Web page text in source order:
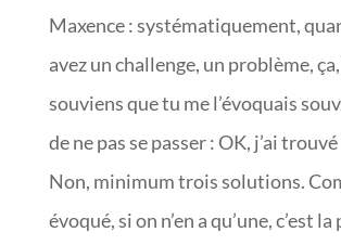
Maxence : systématiquement,
avez un challenge, un problème, ça,
souviens que tu me l’évoquais
de ne pas se passer : OK, j’ai
Non, minimum trois solutions.
évoqué, si on n’en a qu’une, c’est